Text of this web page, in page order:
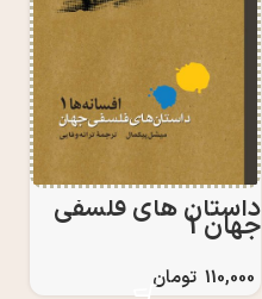
داستان های فلسفی
جهان 1
110,000 تومان